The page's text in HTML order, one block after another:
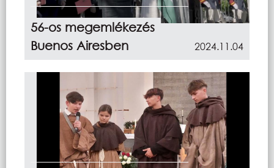
56-os megemlékezés
Buenos Airesben
2024.11.04